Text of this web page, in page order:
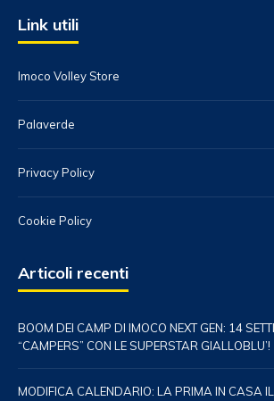
Link utili
Imoco Volley Store
Palaverde
Privacy Policy
Cookie Policy
Articoli recenti
BOOM DEI CAMP DI IMOCO NEXT GEN: 14
“CAMPERS” CON LE SUPERSTAR GIALLOBLU’!
MODIFICA CALENDARIO: LA PRIMA IN CASA IL